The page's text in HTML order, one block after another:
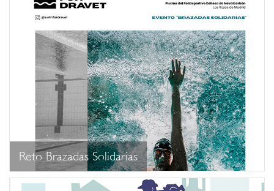
Reto Brazadas Solidarias